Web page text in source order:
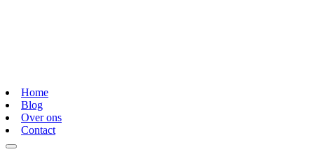
Home
Blog
Over ons
Contact